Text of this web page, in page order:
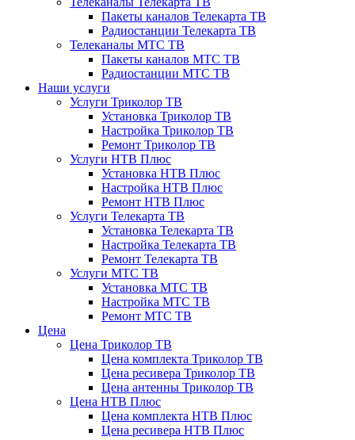
Пакеты каналов Телекарта ТВ
Радиостанции Телекарта ТВ
Телеканалы МТС ТВ
Пакеты каналов МТС ТВ
Радиостанции МТС ТВ
Наши услуги
Услуги Триколор ТВ
Установка Триколор ТВ
Настройка Триколор ТВ
Ремонт Триколор ТВ
Услуги НТВ Плюс
Установка НТВ Плюс
Настройка НТВ Плюс
Ремонт НТВ Плюс
Услуги Телекарта ТВ
Установка Телекарта ТВ
Настройка Телекарта ТВ
Ремонт Телекарта ТВ
Услуги МТС ТВ
Установка МТС ТВ
Настройка МТС ТВ
Ремонт МТС ТВ
Цена
Цена Триколор ТВ
Цена комплекта Триколор ТВ
Цена ресивера Триколор ТВ
Цена антенны Триколор ТВ
Цена НТВ Плюс
Цена комплекта НТВ Плюс
Цена ресивера НТВ Плюс